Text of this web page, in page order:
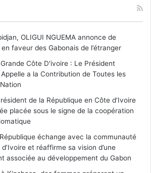
OLIGUI NGUEMA annonce de
faveur des Gabonais de l’étranger
Côte D'ivoire : Le Président
a la Contribution de Toutes les
de la République en Côte d’Ivoire
placée sous le signe de la coopération
échange avec la communauté
et réaffirme sa vision d’une
associée au développement du Gabon